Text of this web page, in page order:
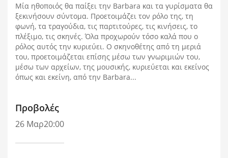
Μία ηθοποιός θα παίξει την Barbara και τα γυρίσματα θα
ξεκινήσουν σύντομα. Προετοιμάζει τον ρόλο της, τη
φωνή, τα τραγούδια, τις παρτιτούρες, τις κινήσεις, το
πλέξιμο, τις σκηνές. Όλα προχωρούν τόσο καλά που ο
ρόλος αυτός την κυριεύει. Ο σκηνοθέτης από τη μεριά
του, προετοιμάζεται επίσης μέσω των γνωριμιών του,
μέσω των αρχείων, της μουσικής, κυριεύεται και εκείνος
όπως και εκείνη, από την Barbara...
Προβολές
26 Μαρ20:00